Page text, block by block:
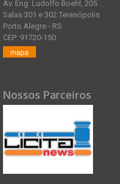
Av. Eng. Ludolfo Boehl, 205
Salas 301 e 302 Teresópolis
Porto Alegre - RS
CEP: 91720-150
mapa
Nossos Parceiros